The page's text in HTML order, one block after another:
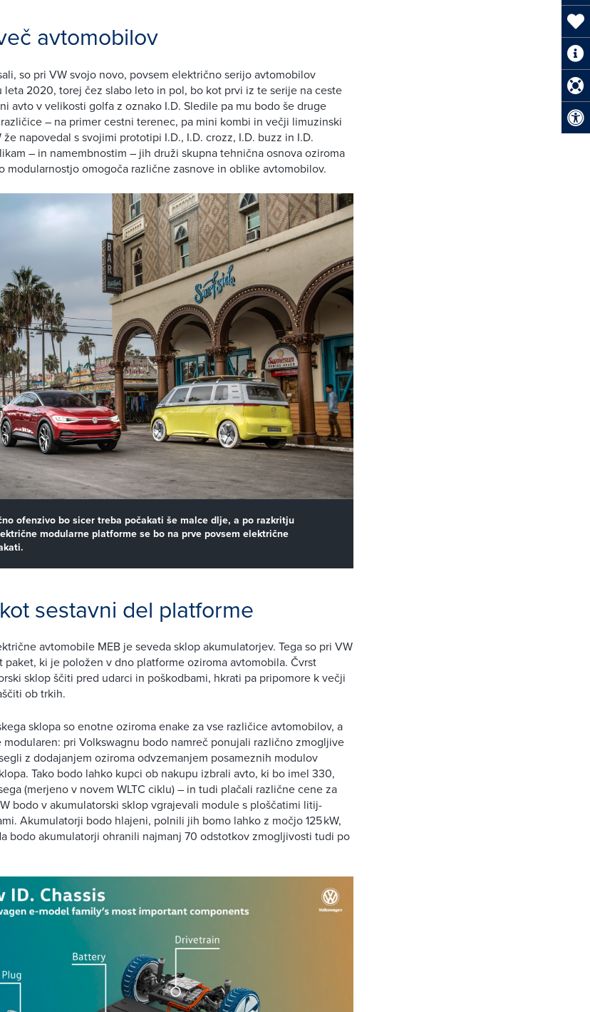
avtomobilov
so pri VW svojo novo, povsem električno serijo avtomobilov
leta 2020, torej čez slabo leto in pol, bo kot prvi iz te serije na ceste
avto v velikosti golfa z oznako I.D. Sledile pa mu bodo še druge
– na primer cestni terenec, pa mini kombi in večji limuzinski
napovedal s svojimi prototipi I.D., I.D. crozz, I.D. buzz in I.D.
– in namembnostim – jih druži skupna tehnična osnova oziroma
modularnostjo omogoča različne zasnove in oblike avtomobilov.
ofenzivo bo sicer treba počakati še malce dlje, a po razkritju
modularne platforme se bo na prve povsem električne
sestavni del platforme
avtomobile MEB je seveda sklop akumulatorjev. Tega so pri VW
paket, ki je položen v dno platforme oziroma avtomobila. Čvrst
sklop ščiti pred udarci in poškodbami, hkrati pa pripomore k večji
ob trkih.
sklopa so enotne oziroma enake za vse različice avtomobilov, a
pri Volkswagnu bodo namreč ponujali različno zmogljive
z dodajanjem oziroma odvzemanjem posameznih modulov
Tako bodo lahko kupci ob nakupu izbrali avto, ki bo imel 330,
(merjeno v novem WLTC ciklu) – in tudi plačali različne cene za
bodo v akumulatorski sklop vgrajevali module s ploščatimi litij-
Akumulatorji bodo hlajeni, polnili jih bomo lahko z močjo 125 kW,
bodo akumulatorji ohranili najmanj 70 odstotkov zmogljivosti tudi po